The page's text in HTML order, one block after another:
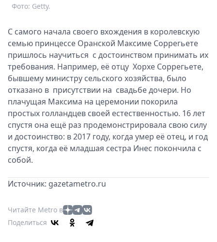
Фото: Getty.
С самого начала своего вхождения в королевскую
семью принцессе Оранской Максиме Соррегьете
пришлось научиться с достоинством принимать их
требования. Например, её отцу Хорхе Соррегьете,
бывшему министру сельского хозяйства, было
отказано в присутствии на свадьбе дочери. Но
плачущая Максима на церемонии покорила
простых голландцев своей естественностью. 16 лет
спустя она ещё раз продемонстрировала свою силу
и достоинство: в 2017 году, когда умер её отец, и год
спустя, когда её младшая сестра Инес покончила с
собой.
Источник: gazetametro.ru
Читайте Metro в
Поделиться